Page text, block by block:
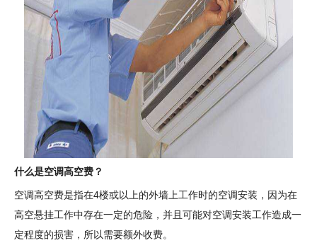
什么是空调高空费？
空调高空费是指在4楼或以上的外墙上工作时的空调安装，因为在
高空悬挂工作中存在一定的危险，并且可能对空调安装工作造成一
定程度的损害，所以需要额外收费。